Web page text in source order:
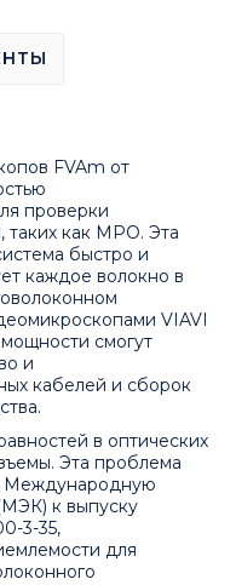
FVAm от
проверки
как MPO. Эта
быстро и
каждое волокно в
VIAVI
смогут
и
кабелей и сборок
в оптических
Эта проблема
Международную
к выпуску
3-35,
для